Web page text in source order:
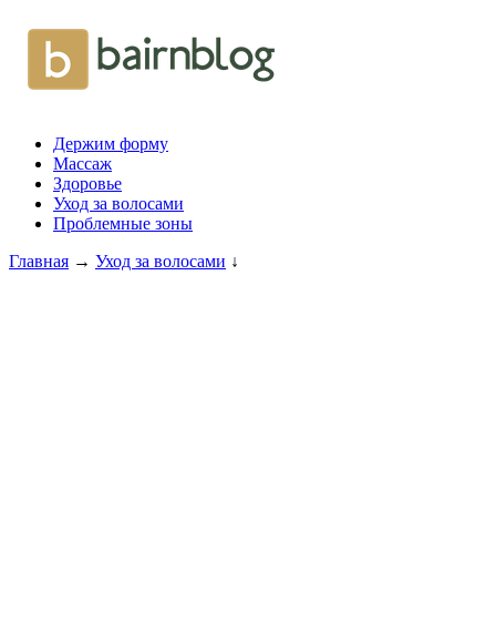
Держим форму
Массаж
Здоровье
Уход за волосами
Проблемные зоны
Главная → Уход за волосами ↓